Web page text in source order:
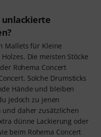
unlackierte
Mallets für Kleine
Die meisten Stöcke
Rohema Concert
Solche Drumsticks
Hände und bleiben
jedoch zu jenen
daher zusätzlichen
dünne Lackierung oder
beim Rohema Concert